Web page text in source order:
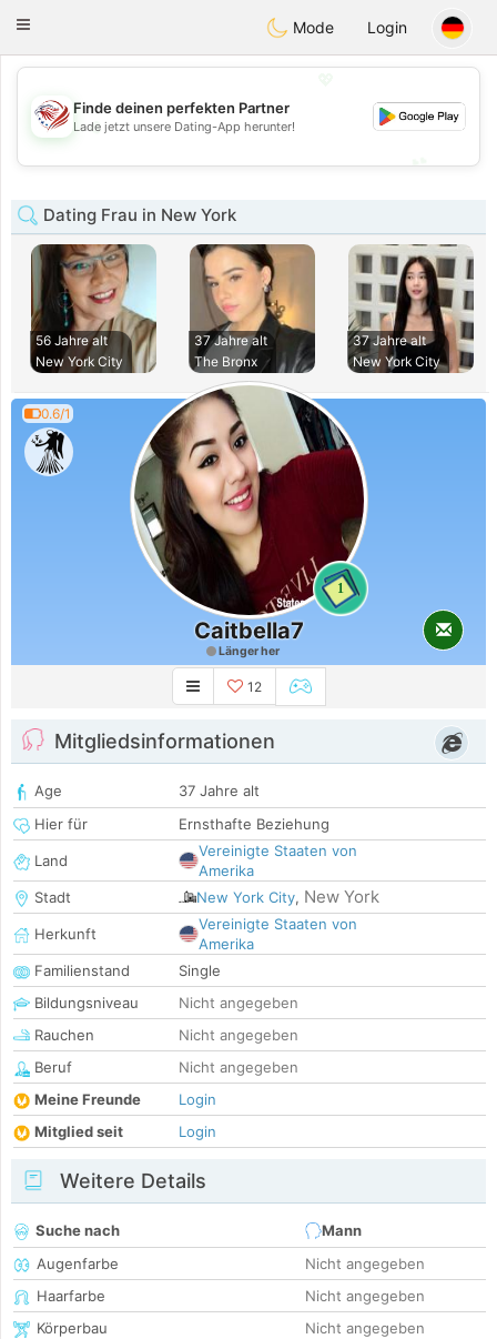
Dating
Toggle
Mode Login
💖
💕
Finde deinen perfekten Partner
Lade jetzt unsere Dating-App herunter!
Dating Frau in New York
56 Jahre alt
New York City
37 Jahre alt
The Bronx
37 Jahre alt
New York City
0.6/1
1
Caitbella7
Länger her
12
Mitgliedsinformationen
Age
37 Jahre alt
Hier für
Ernsthafte Beziehung
Land
Vereinigte Staaten von
Amerika
Stadt
New York City, New York
Herkunft
Vereinigte Staaten von
Amerika
Familienstand
Single
Bildungsniveau
Nicht angegeben
Rauchen
Nicht angegeben
Beruf
Nicht angegeben
Meine Freunde
Login
Mitglied seit
Login
Weitere Details
Suche nach
Mann
Augenfarbe
Nicht angegeben
Haarfarbe
Nicht angegeben
Körperbau
Nicht angegeben